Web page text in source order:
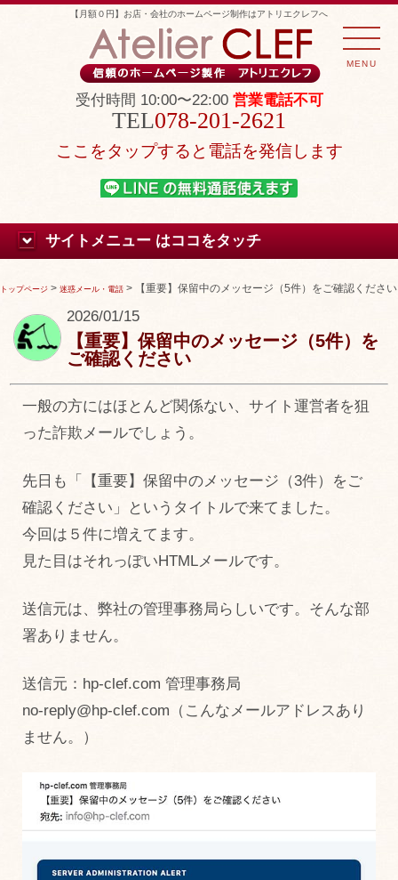
【月額０円】お店・会社のホームページ制作はアトリエクレフへ
受付時間 10:00〜22:00 営業電話不可
078-201-2621
ここをタップすると電話を発信します
サイトメニュー はココをタッチ
トップページ > 迷惑メール・電話 > 【重要】保留中のメッセージ（5件）をご確認ください
2026/01/15
【重要】保留中のメッセージ（5件）を
ご確認ください
一般の方にはほとんど関係ない、サイト運営者を狙
った詐欺メールでしょう。
先日も「【重要】保留中のメッセージ（3件）をご
確認ください」というタイトルで来てました。
今回は５件に増えてます。
見た目はそれっぽいHTMLメールです。
送信元は、弊社の管理事務局らしいです。そんな部
署ありません。
送信元：hp-clef.com 管理事務局
no-reply@hp-clef.com（こんなメールアドレスあり
ません。）
MENU